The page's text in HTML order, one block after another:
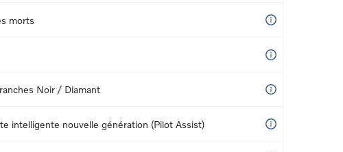
morts
Noir / Diamant
intelligente nouvelle génération (Pilot Assist)